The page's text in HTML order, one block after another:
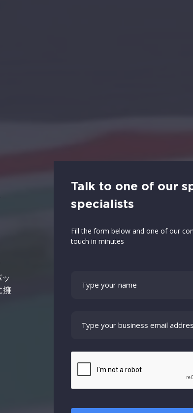
擁
Talk to one of our
specialists
Fill the form below and one of our
touch in minutes